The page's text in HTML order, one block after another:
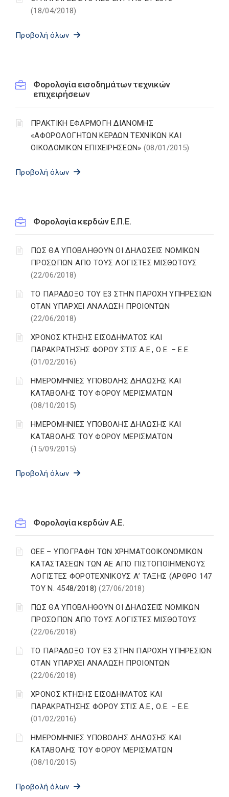
(18/04/2018)
Προβολή όλων
Φορολογία εισοδημάτων τεχνικών
επιχειρήσεων
ΠΡΑΚΤΙΚΗ ΕΦΑΡΜΟΓΗ ΔΙΑΝΟΜΗΣ
«ΑΦΟΡΟΛΟΓΗΤΩΝ ΚΕΡΔΩΝ ΤΕΧΝΙΚΩΝ ΚΑΙ
ΟΙΚΟΔΟΜΙΚΩΝ ΕΠΙΧΕΙΡΗΣΕΩΝ» (08/01/2015)
Προβολή όλων
Φορολογία κερδών Ε.Π.Ε.
ΠΩΣ ΘΑ ΥΠΟΒΛΗΘΟΥΝ ΟΙ ΔΗΛΩΣΕΙΣ ΝΟΜΙΚΩΝ
ΠΡΟΣΩΠΩΝ ΑΠΟ ΤΟΥΣ ΛΟΓΙΣΤΕΣ ΜΙΣΘΩΤΟΥΣ
(22/06/2018)
ΤΟ ΠΑΡΑΔΟΞΟ ΤΟΥ Ε3 ΣΤΗΝ ΠΑΡΟΧΗ ΥΠΗΡΕΣΙΩΝ
ΟΤΑΝ ΥΠΑΡΧΕΙ ΑΝΑΛΩΣΗ ΠΡΟΙΟΝΤΩΝ
(22/06/2018)
ΧΡΟΝΟΣ ΚΤΗΣΗΣ ΕΙΣΟΔΗΜΑΤΟΣ ΚΑΙ
ΠΑΡΑΚΡΑΤΗΣΗΣ ΦΟΡΟΥ ΣΤΙΣ Α.Ε., Ο.Ε. – Ε.Ε.
(01/02/2016)
ΗΜΕΡΟΜΗΝΙΕΣ ΥΠΟΒΟΛΗΣ ΔΗΛΩΣΗΣ ΚΑΙ
ΚΑΤΑΒΟΛΗΣ ΤΟΥ ΦΟΡΟΥ ΜΕΡΙΣΜΑΤΩΝ
(08/10/2015)
ΗΜΕΡΟΜΗΝΙΕΣ ΥΠΟΒΟΛΗΣ ΔΗΛΩΣΗΣ ΚΑΙ
ΚΑΤΑΒΟΛΗΣ ΤΟΥ ΦΟΡΟΥ ΜΕΡΙΣΜΑΤΩΝ
(15/09/2015)
Προβολή όλων
Φορολογία κερδών Α.Ε.
ΟΕΕ – ΥΠΟΓΡΑΦΗ ΤΩΝ ΧΡΗΜΑΤΟΟΙΚΟΝΟΜΙΚΩΝ
ΚΑΤΑΣΤΑΣΕΩΝ ΤΩΝ ΑΕ ΑΠΟ ΠΙΣΤΟΠΟΙΗΜΕΝΟΥΣ
ΛΟΓΙΣΤΕΣ ΦΟΡΟΤΕΧΝΙΚΟΥΣ Α’ ΤΑΞΗΣ (ΑΡΘΡΟ 147
ΤΟΥ Ν. 4548/2018)(27/06/2018)
ΠΩΣ ΘΑ ΥΠΟΒΛΗΘΟΥΝ ΟΙ ΔΗΛΩΣΕΙΣ ΝΟΜΙΚΩΝ
ΠΡΟΣΩΠΩΝ ΑΠΟ ΤΟΥΣ ΛΟΓΙΣΤΕΣ ΜΙΣΘΩΤΟΥΣ
(22/06/2018)
ΤΟ ΠΑΡΑΔΟΞΟ ΤΟΥ Ε3 ΣΤΗΝ ΠΑΡΟΧΗ ΥΠΗΡΕΣΙΩΝ
ΟΤΑΝ ΥΠΑΡΧΕΙ ΑΝΑΛΩΣΗ ΠΡΟΙΟΝΤΩΝ
(22/06/2018)
ΧΡΟΝΟΣ ΚΤΗΣΗΣ ΕΙΣΟΔΗΜΑΤΟΣ ΚΑΙ
ΠΑΡΑΚΡΑΤΗΣΗΣ ΦΟΡΟΥ ΣΤΙΣ Α.Ε., Ο.Ε. – Ε.Ε.
(01/02/2016)
ΗΜΕΡΟΜΗΝΙΕΣ ΥΠΟΒΟΛΗΣ ΔΗΛΩΣΗΣ ΚΑΙ
ΚΑΤΑΒΟΛΗΣ ΤΟΥ ΦΟΡΟΥ ΜΕΡΙΣΜΑΤΩΝ
(08/10/2015)
Προβολή όλων